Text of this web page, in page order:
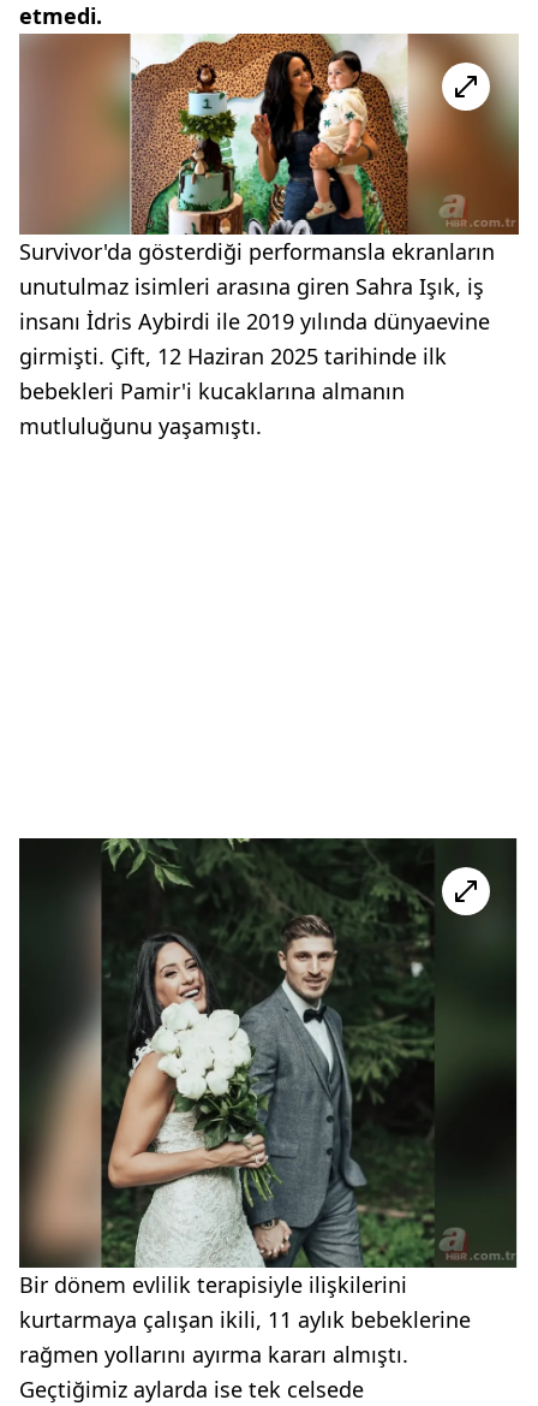
etmedi.
Survivor'da gösterdiği performansla ekranların
unutulmaz isimleri arasına giren Sahra Işık, iş
insanı İdris Aybirdi ile 2019 yılında dünyaevine
girmişti. Çift, 12 Haziran 2025 tarihinde ilk
bebekleri Pamir'i kucaklarına almanın
mutluluğunu yaşamıştı.
Bir dönem evlilik terapisiyle ilişkilerini
kurtarmaya çalışan ikili, 11 aylık bebeklerine
rağmen yollarını ayırma kararı almıştı.
Geçtiğimiz aylarda ise tek celsede